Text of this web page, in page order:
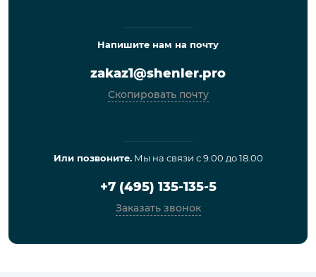
Напишите нам на почту
zakaz1@shenler.pro
Скопировать почту
Или позвоните.Мы на связи с 9.00 до 18.00
+7 (495) 135-135-5
Заказать звонок